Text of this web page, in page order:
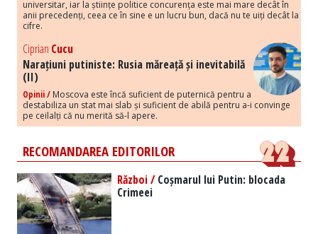
universitar, iar la științe politice concurența este mai mare decât în
anii precedenți, ceea ce în sine e un lucru bun, dacă nu te uiți decât la
cifre.
Ciprian Cucu
Narațiuni putiniste: Rusia măreață și inevitabilă
(II)
Opinii / Moscova este încă suficient de puternică pentru a
destabiliza un stat mai slab și suficient de abilă pentru a-i convinge
pe ceilalți că nu merită să-l apere.
RECOMANDAREA EDITORILOR
Război /Coșmarul lui Putin: blocada
Crimeei